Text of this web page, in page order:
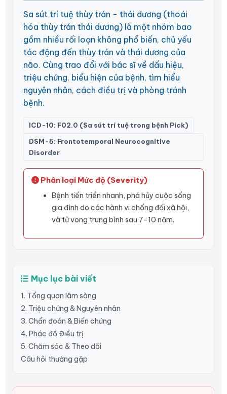
Sa sút trí tuệ thùy trán - thái dương (thoái
hóa thùy trán thái dương) là một nhóm bao
gồm nhiều rối loạn không phổ biến, chủ yếu
tác động đến thùy trán và thái dương của
não. Cùng trao đổi với bác sĩ về dấu hiệu,
triệu chứng, biểu hiện của bệnh, tìm hiểu
nguyên nhân, cách điều trị và phòng tránh
bệnh.
ICD-10: F02.0 (Sa sút trí tuệ trong bệnh Pick)
DSM-5: Frontotemporal Neurocognitive
Disorder
Phân loại Mức độ (Severity)
Bệnh tiến triển nhanh, phá hủy cuộc sống
gia đình do các hành vi chống đối xã hội,
và tử vong trung bình sau 7-10 năm.
Mục lục bài viết
1. Tổng quan lâm sàng
2. Triệu chứng & Nguyên nhân
3. Chẩn đoán & Biến chứng
4. Phác đồ Điều trị
5. Chăm sóc & Theo dõi
Câu hỏi thường gặp